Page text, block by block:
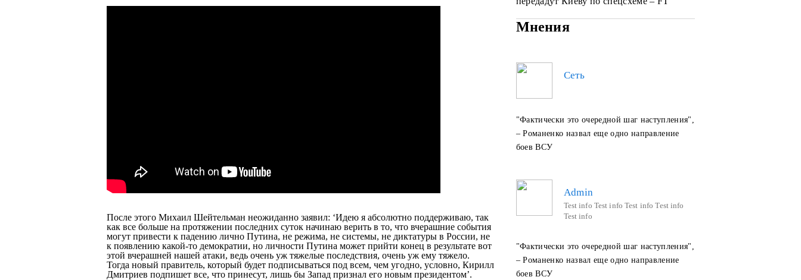
После этого Михаил Шейтельман неожиданно заявил: ‘Идею я абсолютно поддерживаю, так
как все больше на протяжении последних суток начинаю верить в то, что вчерашние события
могут привести к падению лично Путина, не режима, не системы, не диктатуры в России, не
к появлению какой-то демократии, но личности Путина может прийти конец в результате вот
этой вчерашней нашей атаки, ведь очень уж тяжелые последствия, очень уж ему тяжело.
Тогда новый правитель, который будет подписываться под всем, чем угодно, условно, Кирилл
Дмитриев подпишет все, что принесут, лишь бы Запад признал его новым президентом’.
Мнения
Сеть
​"Фактически это очередной шаг наступления",
– Романенко назвал еще одно направление
боев ВСУ
Admin
Test info Test info Test info Test info
Test info
​"Фактически это очередной шаг наступления",
– Романенко назвал еще одно направление
боев ВСУ